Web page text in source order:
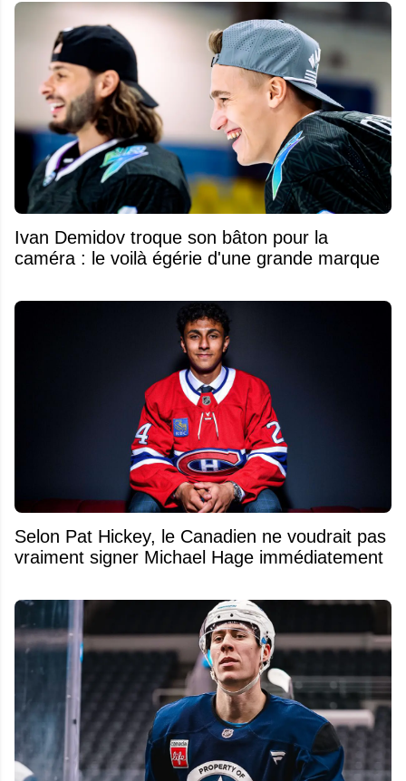
Ivan Demidov troque son bâton pour la
caméra : le voilà égérie d'une grande marque
Selon Pat Hickey, le Canadien ne voudrait pas
vraiment signer Michael Hage immédiatement